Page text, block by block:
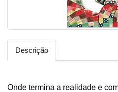
Descrição
Onde termina a realidade e